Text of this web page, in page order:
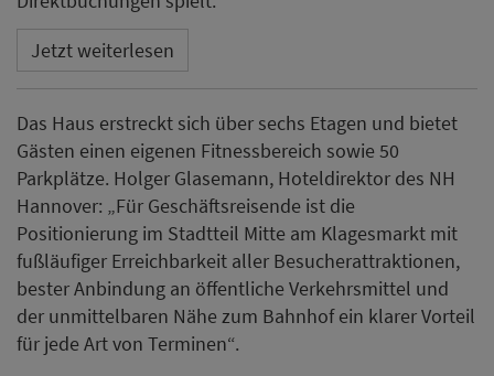
Jetzt weiterlesen
Das Haus erstreckt sich über sechs Etagen und bietet
Gästen einen eigenen Fitnessbereich sowie 50
Parkplätze. Holger Glasemann, Hoteldirektor des NH
Hannover: „Für Geschäftsreisende ist die
Positionierung im Stadtteil Mitte am Klagesmarkt mit
fußläufiger Erreichbarkeit aller Besucherattraktionen,
bester Anbindung an öffentliche Verkehrsmittel und
der unmittelbaren Nähe zum Bahnhof ein klarer Vorteil
für jede Art von Terminen“.